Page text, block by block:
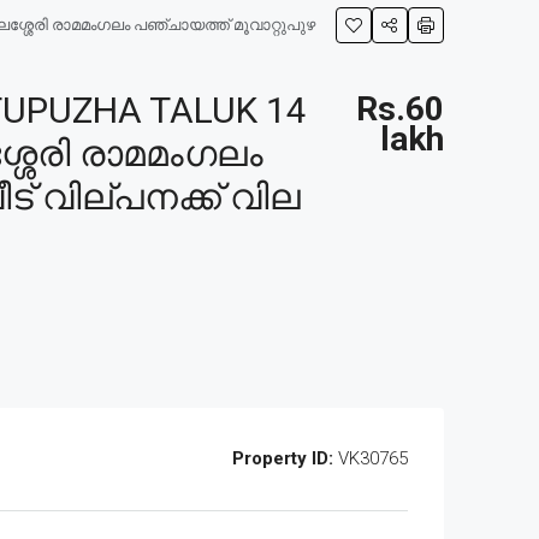
മാമ്മലശ്ശേരി രാമമംഗലം പഞ്ചായത്ത് മൂവാറ്റുപുഴ
TALUK 14
രാമമംഗലം
വില്പനക്ക് വില
Rs.60
lakh
Property ID: VK30765